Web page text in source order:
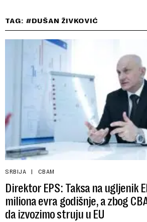
TAG: #DUŠAN ŽIVKOVIĆ
SRBIJA CBAM
Direktor EPS: Taksa na ugljenik
miliona evra godišnje, a zbog
da izvozimo struju u EU